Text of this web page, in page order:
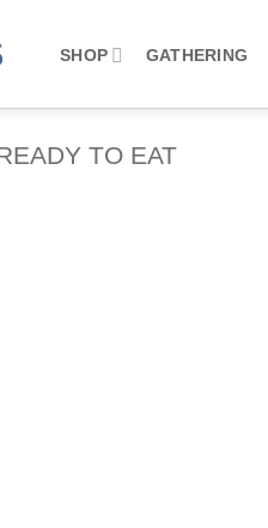
SHOP GATHERING
TO EAT